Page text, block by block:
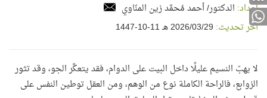
إعداد: الدكتور/ أحمد مُحمَّد زين المنّاوي
آخر تحديث: 29‏/03‏/2026 هـ 11-10-1447
لا يهبّ النسيم عليلًا داخل البيت على الدوام، فقد يتعكَّر الجو، وقد تثور
الزوابع، فالراحة الكاملة نوع من الوهم، ومن العقل توطين النفس على